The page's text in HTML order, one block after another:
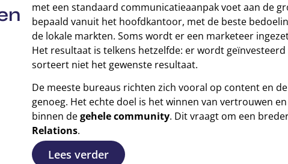
met een standaard communicatieaanpak voet aan de
bepaald vanuit het hoofdkantoor, met de beste
de lokale markten. Soms wordt er een marketeer
Het resultaat is telkens hetzelfde: er wordt
sorteert niet het gewenste resultaat.
De meeste bureaus richten zich vooral op content en
genoeg. Het echte doel is het winnen van vertrouwen
binnen degehele community. Dit vraagt om een
Relations.
Lees verder